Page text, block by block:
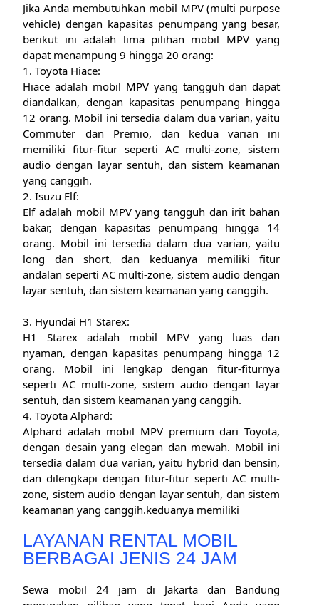
Jika Anda membutuhkan mobil MPV (multi purpose
vehicle) dengan kapasitas penumpang yang besar,
berikut ini adalah lima pilihan mobil MPV yang
dapat menampung 9 hingga 20 orang:
1. Toyota Hiace:
Hiace adalah mobil MPV yang tangguh dan dapat
diandalkan, dengan kapasitas penumpang hingga
12 orang. Mobil ini tersedia dalam dua varian, yaitu
Commuter dan Premio, dan kedua varian ini
memiliki fitur-fitur seperti AC multi-zone, sistem
audio dengan layar sentuh, dan sistem keamanan
yang canggih.
2. Isuzu Elf:
Elf adalah mobil MPV yang tangguh dan irit bahan
bakar, dengan kapasitas penumpang hingga 14
orang. Mobil ini tersedia dalam dua varian, yaitu
long dan short, dan keduanya memiliki fitur
andalan seperti AC multi-zone, sistem audio dengan
layar sentuh, dan sistem keamanan yang canggih.
3. Hyundai H1 Starex:
H1 Starex adalah mobil MPV yang luas dan
nyaman, dengan kapasitas penumpang hingga 12
orang. Mobil ini lengkap dengan fitur-fiturnya
seperti AC multi-zone, sistem audio dengan layar
sentuh, dan sistem keamanan yang canggih.
4. Toyota Alphard:
Alphard adalah mobil MPV premium dari Toyota,
dengan desain yang elegan dan mewah. Mobil ini
tersedia dalam dua varian, yaitu hybrid dan bensin,
dan dilengkapi dengan fitur-fitur seperti AC multi-
zone, sistem audio dengan layar sentuh, dan sistem
keamanan yang canggih.keduanya memiliki
LAYANAN RENTAL MOBIL
BERBAGAI JENIS 24 JAM
Sewa mobil 24 jam di Jakarta dan Bandung